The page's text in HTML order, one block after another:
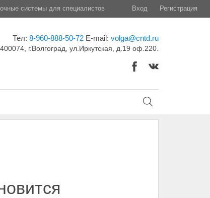
системы для специалистов Вход Регистрация
Тел: 8-960-888-50-72 E-mail: volga@cntd.ru
400074, г.Волгоград, ул.Иркутская, д.19 оф.220.